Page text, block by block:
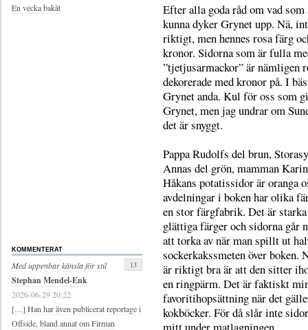
Efter alla goda råd om vad som
kunna dyker Grynet upp. Nä,
riktigt, men hennes rosa färg
kronor. Sidorna som är fulla
”tjetjusarmackor” är nämligen
dekorerade med kronor på. I
Grynet anda. Kul för oss som
Grynet, men jag undrar om
det är snyggt.
Pappa Rudolfs del brun,
Annas del grön, mamman
Håkans potatissidor är oranga
avdelningar i boken har olika
en stor färgfabrik. Det är
glättiga färger och sidorna går
att torka av när man spillt ut
sockerkakssmeten över boken.
är riktigt bra är att den sitter
en ringpärm. Det är faktiskt
favoritihopsättning när det
kokböcker. För då slår inte
mitt under matlagningen.
En vecka bakåt
KOMMENTERAT
Med uppenbar känsla för stil
Stephan Mendel-Enk
2026-06-29 20:22
[…] Han har även publicerat reportage i
Offside, bland annat om Firman
13